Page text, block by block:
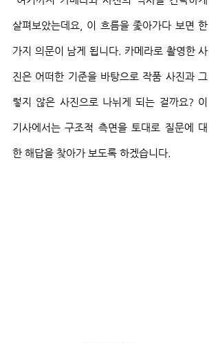
살펴보았는데요, 이 흐름을 좇아가다 보면 한
가지 의문이 남게 됩니다. 카메라로 촬영한 사
진은 어떠한 기준을 바탕으로 작품 사진과 그
렇지 않은 사진으로 나뉘게 되는 걸까요? 이
기사에서는 구조적 측면을 토대로 질문에 대
한 해답을 찾아가 보도록 하겠습니다.